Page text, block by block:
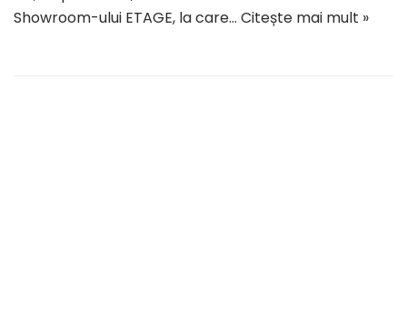
Showroom-ului ETAGE, la care… Citește mai mult »